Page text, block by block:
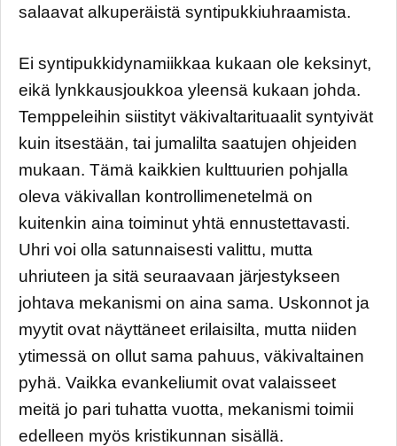
salaavat alkuperäistä syntipukkiuhraamista.
Ei syntipukkidynamiikkaa kukaan ole keksinyt,
eikä lynkkausjoukkoa yleensä kukaan johda.
Temppeleihin siistityt väkivaltarituaalit syntyivät
kuin itsestään, tai jumalilta saatujen ohjeiden
mukaan. Tämä kaikkien kulttuurien pohjalla
oleva väkivallan kontrollimenetelmä on
kuitenkin aina toiminut yhtä ennustettavasti.
Uhri voi olla satunnaisesti valittu, mutta
uhriuteen ja sitä seuraavaan järjestykseen
johtava mekanismi on aina sama. Uskonnot ja
myytit ovat näyttäneet erilaisilta, mutta niiden
ytimessä on ollut sama pahuus, väkivaltainen
pyhä. Vaikka evankeliumit ovat valaisseet
meitä jo pari tuhatta vuotta, mekanismi toimii
edelleen myös kristikunnan sisällä.